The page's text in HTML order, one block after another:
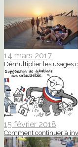
14 mars 2017
Démultiplier les usages
15 février 2018
Comment continuer à